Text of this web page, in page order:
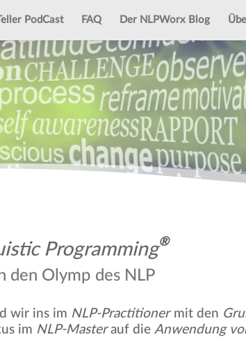
PodCast FAQ Der NLPWorx Blog
Programming®
den Olymp des NLP
wir ins im NLP-Practitionermit den
im NLP-Masterauf die Anwendung